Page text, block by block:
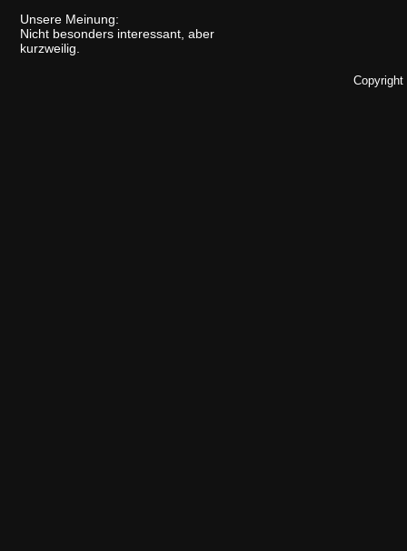
Unsere Meinung:
Nicht besonders interessant, aber
kurzweilig.